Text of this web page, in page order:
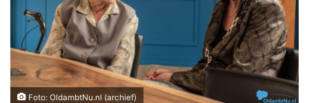
Foto: OldambtNu.nl (archief)